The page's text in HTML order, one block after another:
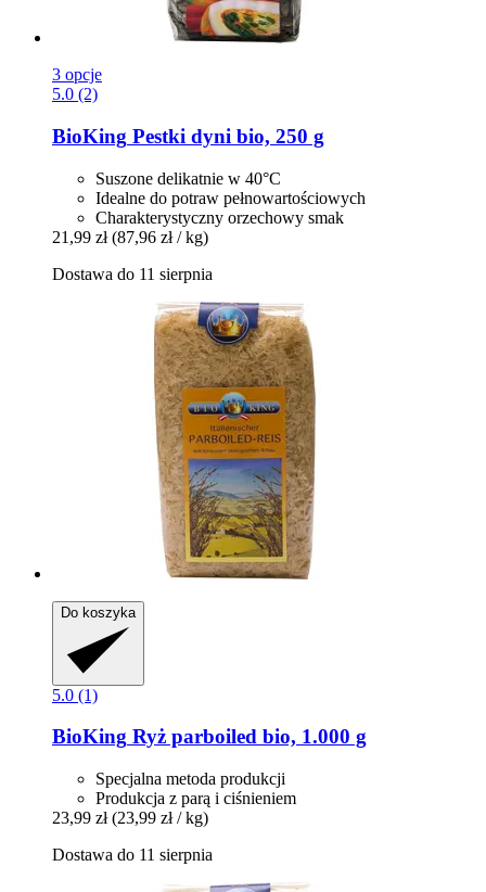
3 opcje
5.0 (2)
BioKing Pestki dyni bio, 250 g
Suszone delikatnie w 40°C
Idealne do potraw pełnowartościowych
Charakterystyczny orzechowy smak
21,99 zł (87,96 zł / kg)
Dostawa do 11 sierpnia
Do koszyka
5.0 (1)
BioKing Ryż parboiled bio, 1.000 g
Specjalna metoda produkcji
Produkcja z parą i ciśnieniem
23,99 zł (23,99 zł / kg)
Dostawa do 11 sierpnia